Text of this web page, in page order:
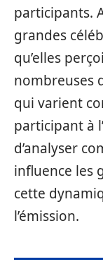
participants.
grandes
qu’elles
nombreuses
qui varient
participant à
d’analyser
influence les
cette
l’émission.